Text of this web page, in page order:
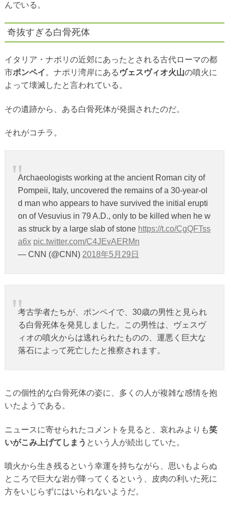
んでいる。
奇抜すぎる白骨死体
イタリア・ナポリの近郊にあったとされる古代ローマの都
市ポンペイ 。ナポリ湾岸にある ヴェスヴィオ火山の噴火に
よって壊滅したと言われている。
その遺跡から、ある白骨死体が発掘されたのだ。
それがコチラ。
Archaeologists working at the ancient Roman city of
Pompeii, Italy, uncovered the remains of a 30-year-ol
d man who appears to have survived the initial erupti
on of Vesuvius in 79 A.D., only to be killed when he w
as struck by a large slab of stone https://t.co/CgQFTss
a6x pic.twitter.com/C4JEvAERMn
— CNN (@CNN) 2018年5月29日
考古学者たちが、ポンペイで、30歳の男性と見られ
る白骨死体を発見しました。この男性は、ヴェスヴ
ィオの噴火からは逃れられたものの、運悪く巨大な
落石によって死亡したと推察されます。
この個性的な白骨死体の姿に、多くの人が複雑な感情を抱
いたようである。
ニュースに寄せられたコメントを見ると、哀れみよりも笑
いがこみ上げてしまう という人が続出していた。
噴火から生き残るという幸運を持ちながら、思いもよらぬ
ところで巨大な岩が降ってくるという、皮肉の利いた死に
方をいじらずにはいられないようだ。